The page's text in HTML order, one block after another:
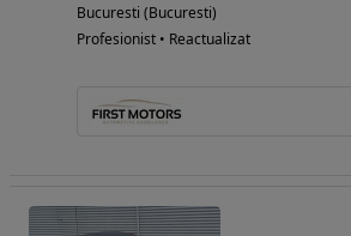
Bucuresti (Bucuresti)
Profesionist • Reactualizat